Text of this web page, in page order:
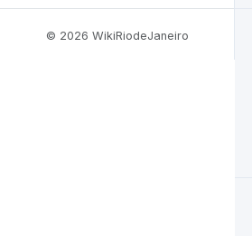
© 2026 WikiRiodeJaneiro